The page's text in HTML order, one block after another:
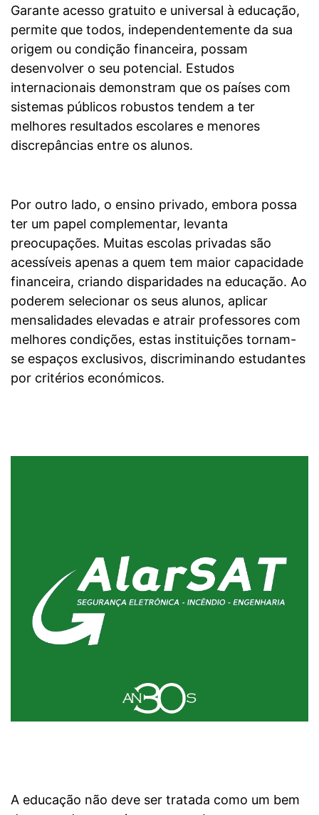
Garante acesso gratuito e universal à educação,
permite que todos, independentemente da sua
origem ou condição financeira, possam
desenvolver o seu potencial. Estudos
internacionais demonstram que os países com
sistemas públicos robustos tendem a ter
melhores resultados escolares e menores
discrepâncias entre os alunos.
Por outro lado, o ensino privado, embora possa
ter um papel complementar, levanta
preocupações. Muitas escolas privadas são
acessíveis apenas a quem tem maior capacidade
financeira, criando disparidades na educação. Ao
poderem selecionar os seus alunos, aplicar
mensalidades elevadas e atrair professores com
melhores condições, estas instituições tornam-
se espaços exclusivos, discriminando estudantes
por critérios económicos.
A educação não deve ser tratada como um bem